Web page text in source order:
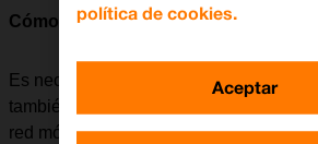
Cómo activar el móvil
Es necesario activar el móvil la
también al restablecerlo. Antes de
red móvil, es necesarioinsertar la
política de cookies.
Aceptar